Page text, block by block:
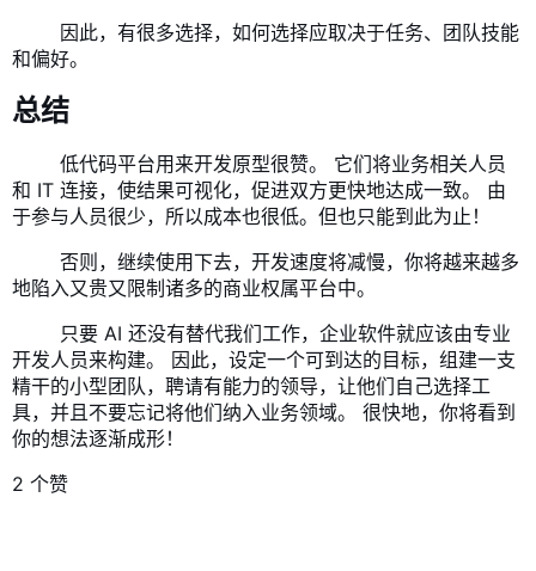
​ 因此，有很多选择，如何选择应取决于任务、团队技能
和偏好。
总结
​ 低代码平台用来开发原型很赞。 它们将业务相关人员
和 IT 连接，使结果可视化，促进双方更快地达成一致。 由
于参与人员很少，所以成本也很低。但也只能到此为止！
​ 否则，继续使用下去，开发速度将减慢，你将越来越多
地陷入又贵又限制诸多的商业权属平台中。
​ 只要 AI 还没有替代我们工作，企业软件就应该由专业
开发人员来构建。 因此，设定一个可到达的目标，组建一支
精干的小型团队，聘请有能力的领导，让他们自己选择工
具，并且不要忘记将他们纳入业务领域。 很快地，你将看到
你的想法逐渐成形！
2 个赞